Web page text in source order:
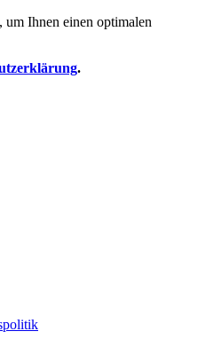
, um Ihnen einen optimalen
.